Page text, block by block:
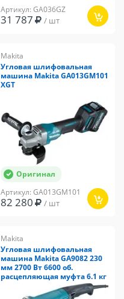
Артикул: GA036GZ
31 787 / шт
Makita
Угловая шлифовальная
машина Makita GA013GM101
XGT
Оригинал
Артикул: GA013GM101
82 280 / шт
Makita
Угловая шлифовальная
машина Makita GA9082 230
мм 2700 Вт 6600 об.
расцепляющая муфта 6.1 кг